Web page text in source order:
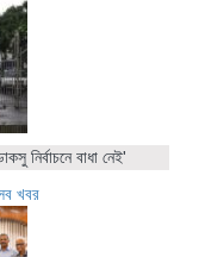
নির্বাচনে বাধা নেই'
খবর